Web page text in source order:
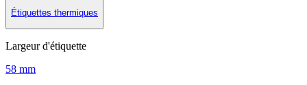
Étiquettes thermiques
Largeur d'étiquette
58 mm